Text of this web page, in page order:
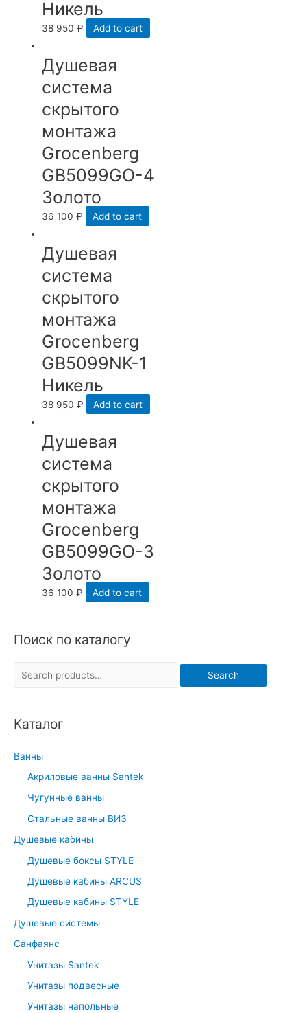
Поиск по каталогу
r
h
:
Search
Каталог
Ванны
Акриловые ванны Santek
Чугунные ванны
Стальные ванны ВИЗ
Душевые кабины
Душевые боксы STYLE
Душевые кабины ARCUS
Душевые кабины STYLE
Душевые системы
Санфаянс
Унитазы Santek
Унитазы подвесные
Унитазы напольные
Никель
38 950₽ Add to cart
Душевая
система
скрытого
монтажа
Grocenberg
GB5099GO-4
Золото
36 100₽ Add to cart
Душевая
система
скрытого
монтажа
Grocenberg
GB5099NK-1
Никель
38 950₽ Add to cart
Душевая
система
скрытого
монтажа
Grocenberg
GB5099GO-3
Золото
36 100₽ Add to cart